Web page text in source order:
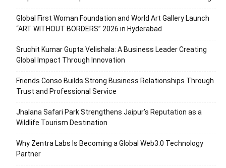
Global First Woman Foundation and World Art Gallery Launch
“ART WITHOUT BORDERS” 2026 in Hyderabad
Sruchit Kumar Gupta Velishala: A Business Leader Creating
Global Impact Through Innovation
Friends Conso Builds Strong Business Relationships Through
Trust and Professional Service
Jhalana Safari Park Strengthens Jaipur’s Reputation as a
Wildlife Tourism Destination
Why Zentra Labs Is Becoming a Global Web3.0 Technology
Partner